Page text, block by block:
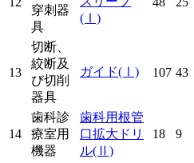
穿刺器
具
(Ⅰ)
13
切断、
絞断及
び切削
器具
ガイド(Ⅰ) 107 43
14
歯科診
療室用
機器
歯科用根管
口拡大ドリ
ル(Ⅱ)
18 9